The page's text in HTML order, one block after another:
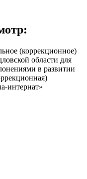
(коррекционное)
области для
в развитии
интернат»